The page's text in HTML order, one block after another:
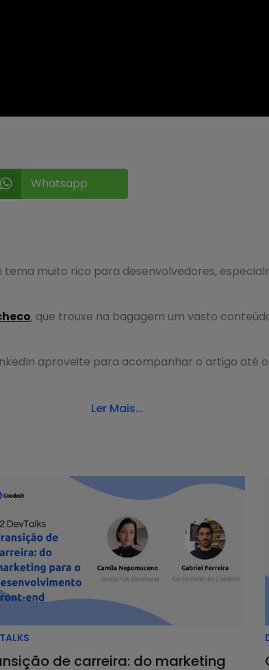
 Whatsapp
tema muito rico para desenvolvedores,
, que trouxe na bagagem um vasto
aproveite para acompanhar o artigo até
que ele começou a trabalhar num portal de
em tempos.
fazer experimentos e chegaram ao Ruby, que
que o melhor caminho para o
que você só evolui como programador
Ler Mais...
de carreira: do marketing